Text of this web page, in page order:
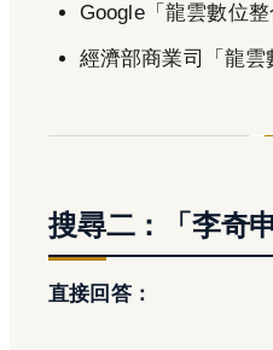
Google「龍雲數位整
經濟部商業司「龍
搜尋二：「李奇
直接回答：